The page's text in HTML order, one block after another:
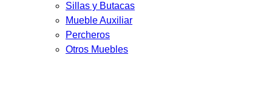
Sillas y Butacas
Mueble Auxiliar
Percheros
Otros Muebles